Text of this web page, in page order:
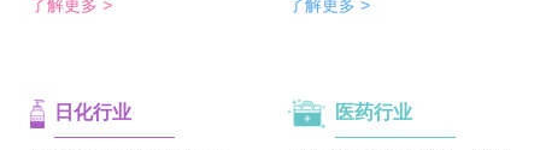
集合包包装，分道装置完成生
器、一侧配集合包集积器，实
现在一台机器上完成两种形式
了解更多 >
装需求。 多种物品包装的兼
了解更多 >
日化行业 医药行业